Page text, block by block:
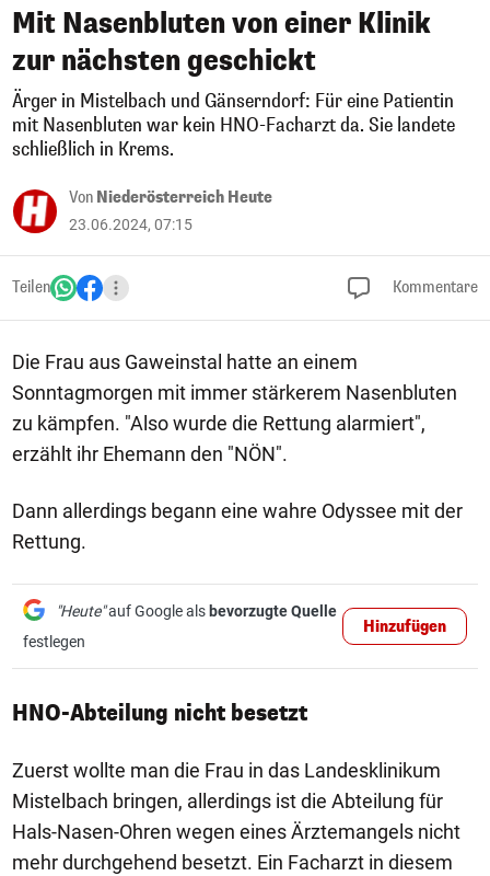
Mit Nasenbluten von einer Klinik
zur nächsten geschickt
Ärger in Mistelbach und Gänserndorf: Für eine Patientin
mit Nasenbluten war kein HNO-Facharzt da. Sie landete
schließlich in Krems.
Von Niederösterreich Heute
23.06.2024, 07:15
Teilen Kommentare
Die Frau aus Gaweinstal hatte an einem
Sonntagmorgen mit immer stärkerem Nasenbluten
zu kämpfen. "Also wurde die Rettung alarmiert",
erzählt ihr Ehemann den "NÖN".
Dann allerdings begann eine wahre Odyssee mit der
Rettung.
"Heute"auf Google als bevorzugte Quelle
festlegen
Hinzufügen
HNO-Abteilung nicht besetzt
Zuerst wollte man die Frau in das Landesklinikum
Mistelbach bringen, allerdings ist die Abteilung für
Hals-Nasen-Ohren wegen eines Ärztemangels nicht
mehr durchgehend besetzt. Ein Facharzt in diesem